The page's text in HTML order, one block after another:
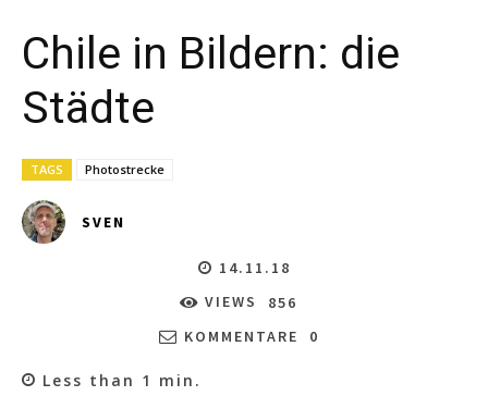
Chile in Bildern: die
Städte
TAGS Photostrecke
SVEN
14.11.18
VIEWS
856
KOMMENTARE
0
Less than 1 min.